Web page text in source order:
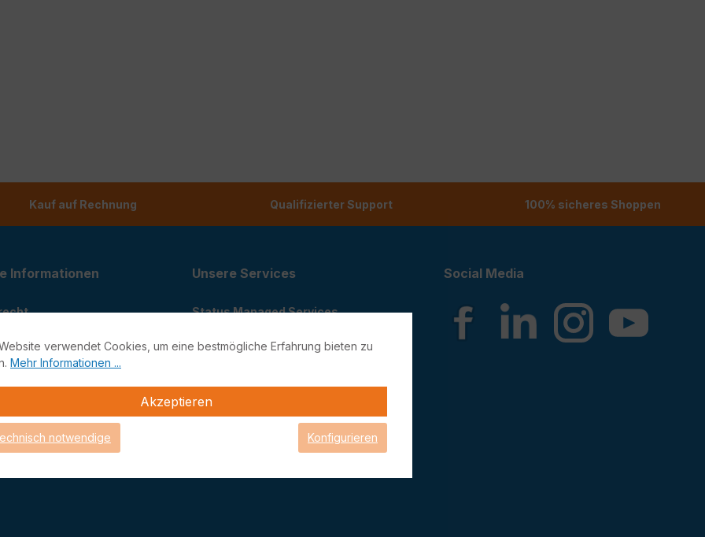
Kauf auf Rechnung Qualifizierter Support 100% sicheres Shoppen
Informationen Unsere Services
Status Managed Services
Support
Looking Glass
Social Media
verwendet Cookies, um eine bestmögliche Erfahrung bieten zu
Mehr Informationen ...
Akzeptieren
notwendige Konfigurieren